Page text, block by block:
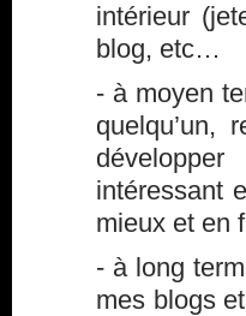
intérieur
blog, etc…
- à moyen
quelqu’un,
intéressant
mieux et en
- à long
mes blogs